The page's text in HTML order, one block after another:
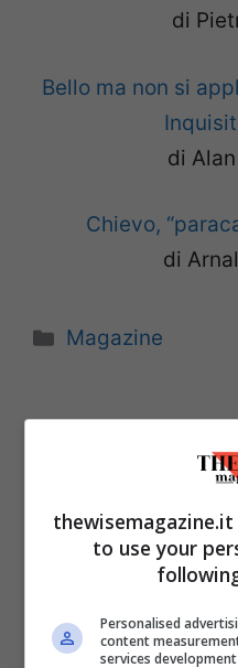
di
Bello ma non si
di
Chievo,
di
Categorie
Magazine
to use your
Personalised
content
services development